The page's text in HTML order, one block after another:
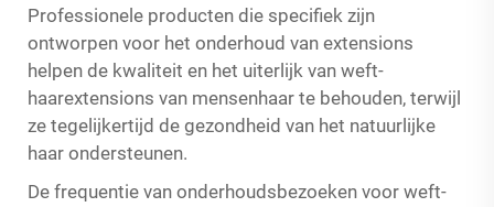
Professionele producten die specifiek zijn
ontworpen voor het onderhoud van extensions
helpen de kwaliteit en het uiterlijk van weft-
haarextensions van mensenhaar te behouden, terwijl
ze tegelijkertijd de gezondheid van het natuurlijke
haar ondersteunen.
De frequentie van onderhoudsbezoeken voor weft-